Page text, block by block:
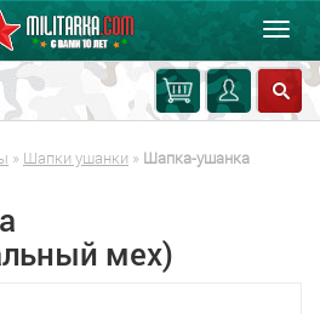
» Шапки ушанки » Шапка-ушанка
мех)